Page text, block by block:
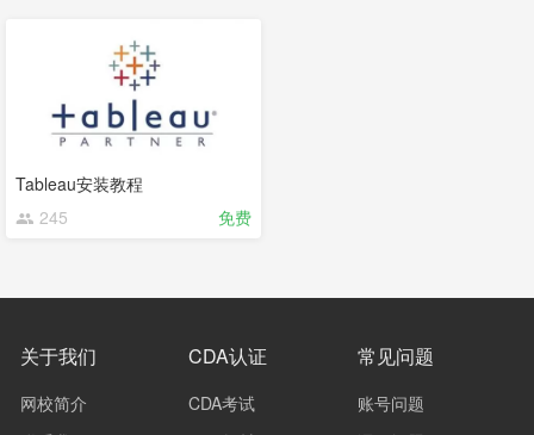
Tableau安装教程
245
免费
关于我们
网校简介
CDA认证
CDA考试
常见问题
账号问题